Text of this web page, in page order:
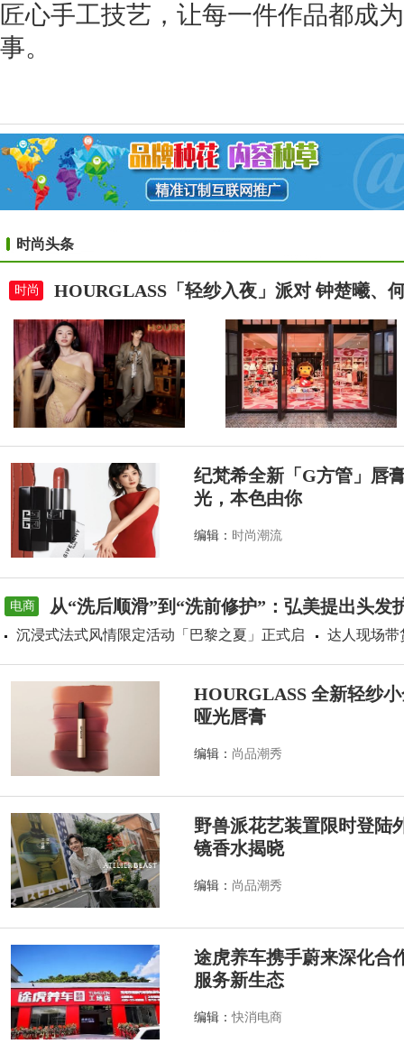
匠心手工技艺，让每一件作品都成
事。
时尚头条
时尚 HOURGLASS「轻纱入夜」派对 钟楚曦、
纪梵希全新「G方管」唇
光，本色由你
编辑： 时尚潮流
电商 从“洗后顺滑”到“洗前修护”：弘美提出头发
沉浸式法式风情限定活动「巴黎之夏」正式启 达人现场带
HOURGLASS 全新轻纱
哑光唇膏
编辑： 尚品潮秀
野兽派花艺装置限时登
镜香水揭晓
编辑： 尚品潮秀
途虎养车携手蔚来深化合
服务新生态
编辑：快消电商